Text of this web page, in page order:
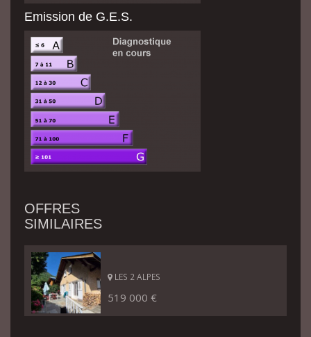
Emission de G.E.S.
OFFRES
SIMILAIRES
LES 2 ALPES
519 000 €